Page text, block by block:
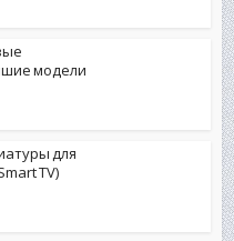
модели
для
TV)